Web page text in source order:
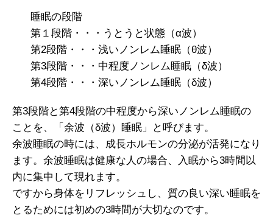
睡眠の段階
第１段階・・・うとうと状態（α波）
第2段階・・・浅いノンレム睡眠（θ波）
第3段階・・・中程度ノンレム睡眠（δ波）
第4段階・・・深いノンレム睡眠（δ波）
第3段階と第4段階の中程度から深いノンレム睡眠の
ことを、「余波（δ波）睡眠」と呼びます。
余波睡眠の時には、成長ホルモンの分泌が活発になり
ます。余波睡眠は健康な人の場合、入眠から3時間以
内に集中して現れます。
ですから身体をリフレッシュし、質の良い深い睡眠を
とるためには初めの3時間が大切なのです。